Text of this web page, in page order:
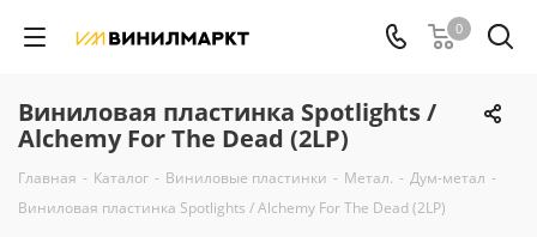
0
Виниловая пластинка Spotlights /
Alchemy For The Dead (2LP)
Главная - Каталог - Виниловые пластинки - Метал. - Дум-метал -
Виниловая пластинка Spotlights / Alchemy For The Dead (2LP)